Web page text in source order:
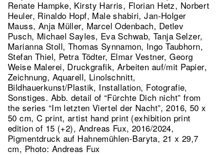
Renate Hampke, Kirsty Harris, Florian Hetz, Norbert
Heuler, Rinaldo Hopf, Male shabiri, Jan-Holger
Mauss, Anja Müller, Marcel Odenbach, Detlev
Pusch, Michael Sayles, Eva Schwab, Tanja Selzer,
Marianna Stoll, Thomas Synnamon, Ingo Taubhorn,
Stefan Thiel, Petra Tödter, Elmar Vestner, Georg
Weise Malerei, Druckgrafik, Arbeiten auf/mit Papier,
Zeichnung, Aquarell, Linolschnitt,
Bildhauerkunst/Plastik, Installation, Fotografie,
Sonstiges. Abb. detail of “Fürchte Dich nicht” from
the series “Im letzten Viertel der Nacht”, 2016, 50 x
50 cm, C print, artist hand print (exhibition print
edition of 15 (+2), Andreas Fux, 2016/2024,
Pigmentdruck auf Hahnemühlen-Baryta, 21 x 29,7
cm, Photo: Andreas Fux